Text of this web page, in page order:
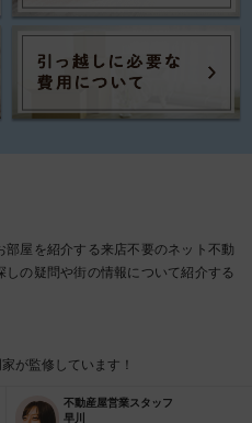
部屋を紹介する来店不要のネット不動
の疑問や街の情報について紹介する
が監修しています！
不動産屋営業スタッフ
早川